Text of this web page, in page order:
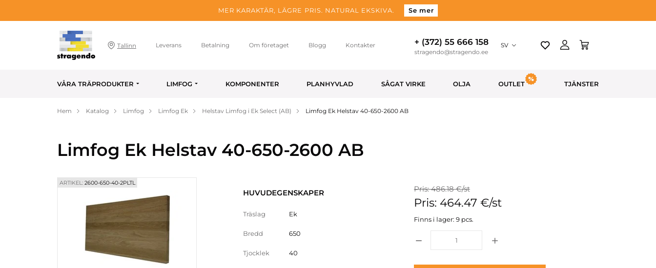
MER KARAKTÄR, LÄGRE PRIS. NATURAL EKSKIVA. Se mer
Tallinn Leverans Betalning Om företaget Blogg Kontakter + (372) 55 666 158
stragendo@stragendo.ee
SV
VÅRA TRÄPRODUKTER LIMFOG KOMPONENTER PLANHYVLAD SÅGAT VIRKE OLJA OUTLET TJÄNSTER
Hem Katalog Limfog Limfog Ek Helstav Limfog i Ek Select (AB) Limfog Ek Helstav 40-650-2600 AB
Limfog Ek Helstav 40-650-2600 AB
ARTIKEL: 2600-650-40-2PLTL
HUVUDEGENSKAPER
Träslag Ek
Bredd 650
Tjocklek 40
Pris: 486.18 €/st
Pris: 464.47 €/st
Finns i lager: 9 pcs.